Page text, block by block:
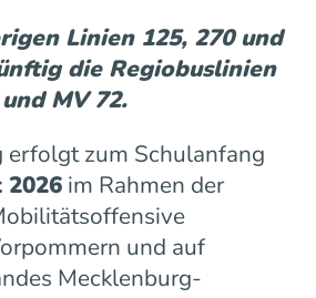
Linien 125, 270 und
die Regiobuslinien
MV 72.
erfolgt zum Schulanfang
2026im Rahmen der
und auf
Mecklenburg-